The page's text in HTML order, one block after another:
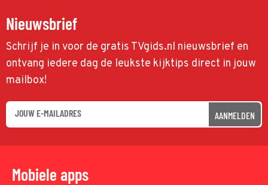
Nieuwsbrief
Schrijf je in voor de gratis TVgids.nl nieuwsbrief en
ontvang iedere dag de leukste kijktips direct in jouw
mailbox!
AANMELDEN
Mobiele apps